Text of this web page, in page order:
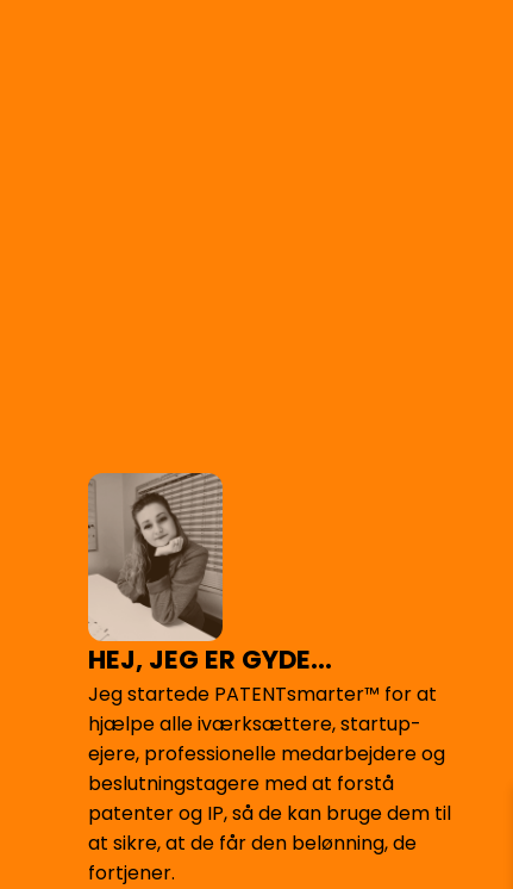
HEJ, JEG ER GYDE...
Jeg startede PATENTsmarter™ for at
hjælpe alle iværksættere, startup-
ejere, professionelle medarbejdere og
beslutningstagere med at forstå
patenter og IP, så de kan bruge dem til
at sikre, at de får den belønning, de
fortjener.